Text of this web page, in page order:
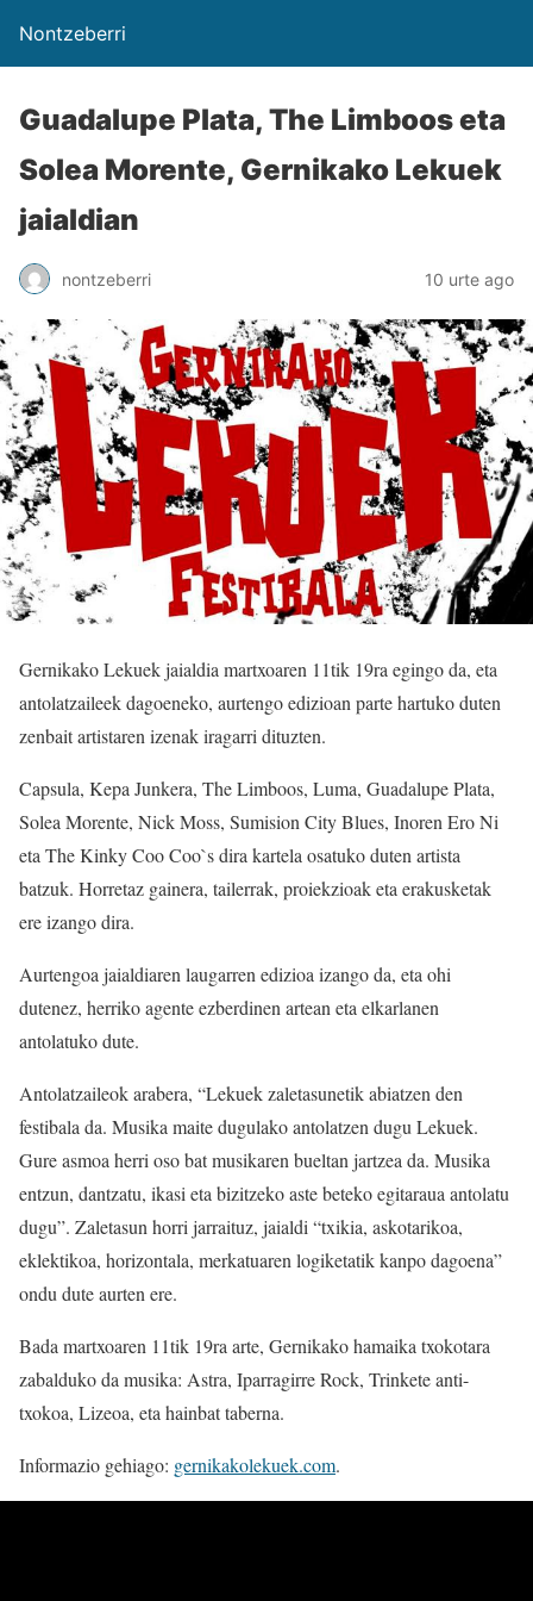
Nontzeberri
Guadalupe Plata, The Limboos eta
Solea Morente, Gernikako Lekuek
jaialdian
nontzeberri 10 urte ago
Gernikako Lekuek jaialdia martxoaren 11tik 19ra egingo da, eta
antolatzaileek dagoeneko, aurtengo edizioan parte hartuko duten
zenbait artistaren izenak iragarri dituzten.
Capsula, Kepa Junkera, The Limboos, Luma, Guadalupe Plata,
Solea Morente, Nick Moss, Sumision City Blues, Inoren Ero Ni
eta The Kinky Coo Coo`s dira kartela osatuko duten artista
batzuk. Horretaz gainera, tailerrak, proiekzioak eta erakusketak
ere izango dira.
Aurtengoa jaialdiaren laugarren edizioa izango da, eta ohi
dutenez, herriko agente ezberdinen artean eta elkarlanen
antolatuko dute.
Antolatzaileok arabera, “Lekuek zaletasunetik abiatzen den
festibala da. Musika maite dugulako antolatzen dugu Lekuek.
Gure asmoa herri oso bat musikaren bueltan jartzea da. Musika
entzun, dantzatu, ikasi eta bizitzeko aste beteko egitaraua antolatu
dugu”. Zaletasun horri jarraituz, jaialdi “txikia, askotarikoa,
eklektikoa, horizontala, merkatuaren logiketatik kanpo dagoena”
ondu dute aurten ere.
Bada martxoaren 11tik 19ra arte, Gernikako hamaika txokotara
zabalduko da musika: Astra, Iparragirre Rock, Trinkete anti-
txokoa, Lizeoa, eta hainbat taberna.
Informazio gehiago: gernikakolekuek.com.